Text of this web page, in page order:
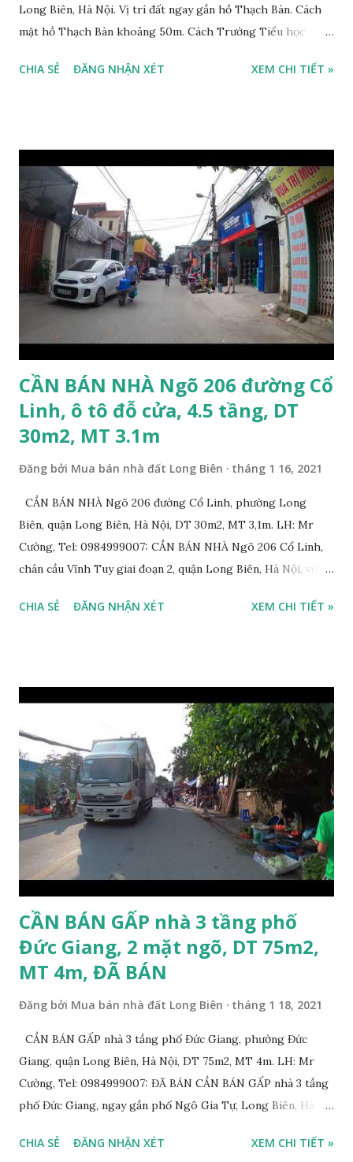
Long Biên, Hà Nội. Vị trí đất ngay gần hồ Thạch Bàn. Cách
mặt hồ Thạch Bàn khoảng 50m. Cách Trường Tiểu học
30m, phía trước mặt thoáng. Cách mặt đường Cổ Linh
ngõ thông, đường trải nhựa, 2 ô tô tránh nhau. Đường và vỉa
hè rộng 6m. Đất thổ cư, diện tích mặt bằng 132m2, mặt tiền
8m. Hướng: Đông, pháp lý: sổ đỏ chính chủ. Giá bán: 9.5 tỷ,
có thương lượng với khách thiện chí mua. Quý khách hàng
có nhu cầu mua đất 132m2 phố Ngọc Trì, Thạch Bàn. Vui
lòng liên hệ: Mr Nguyễn Thế Cường, Tel: 0984.999.007 –
0915.383.393. Miễn môi giới và Quảng cáo trực tuyến
CHIA SẺ ĐĂNG NHẬN XÉT XEM CHI TIẾT »
CẦN BÁN NHÀ Ngõ 206 đường Cổ
Linh, ô tô đỗ cửa, 4.5 tầng, DT
30m2, MT 3.1m
Đăng bởi Mua bán nhà đất Long Biên tháng 1 16, 2021
CẦN BÁN NHÀ Ngõ 206 đường Cổ Linh, phường Long
Biên, quận Long Biên, Hà Nội, DT 30m2, MT 3,1m. LH: Mr
Cường, Tel: 0984999007: CẦN BÁN NHÀ Ngõ 206 Cổ Linh,
chân cầu Vĩnh Tuy giai đoạn 2, quận Long Biên, Hà Nội, với
Cổ Linh, ngõ trước nhà rộng 5m, ô tô để trước nhà được; *
lý: sổ đỏ chính chủ; * Giá bán: 3,1 tỷ, có thương lượng với
khách thiện chí mua nhanh trước Tết Âm lịch; Thông tin
tiện ích xung quanh nhà Ngõ 206 đường Cổ Linh cần bán
trước Tết Âm lịch; * Nhà nằm trong ngõ 206 đường Cổ Linh,
trước nhà là khoảng sân rộng ô tô đỗ cửa; * Cách chợ tạm
cuối ngõ 206 Cổ Linh khoảng 50m; * Cách mặt đường Cổ
Linh khoảng 150m; * Cách siêu thị Aeon Mall Long Biên
khoảng 200m; * Cách chân cầu Vĩnh Tuy khoảng 300m; *
Cách Trường Tiểu học Đoàn Kết, Trường cấ...
CHIA SẺ ĐĂNG NHẬN XÉT XEM CHI TIẾT »
CẦN BÁN GẤP nhà 3 tầng phố
Đức Giang, 2 mặt ngõ, DT 75m2,
MT 4m, ĐÃ BÁN
Đăng bởi Mua bán nhà đất Long Biên tháng 1 18, 2021
CẦN BÁN GẤP nhà 3 tầng phố Đức Giang, phường Đức
Giang, quận Long Biên, Hà Nội, DT 75m2, MT 4m. LH: Mr
Cường, Tel: 0984999007: ĐÃ BÁN CẦN BÁN GẤP nhà 3 tầng
phố Đức Giang, ngay gần phố Ngô Gia Tự, Long Biên, Hà
2011, diện tích: 75m2, mặt tiền 4m, 2 mặt đường trước sau
CHIA SẺ ĐĂNG NHẬN XÉT XEM CHI TIẾT »